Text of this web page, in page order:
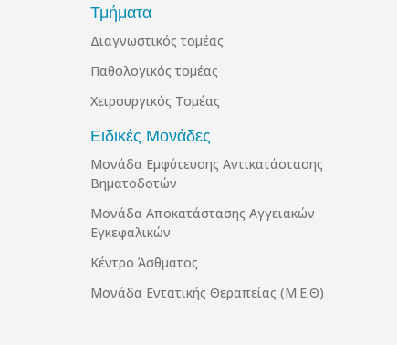
Τμήματα
Διαγνωστικός τομέας
Παθολογικός τομέας
Χειρουργικός Τομέας
Ειδικές Μονάδες
Μονάδα Εμφύτευσης Αντικατάστασης
Βηματοδοτών
Μονάδα Αποκατάστασης Αγγειακών
Εγκεφαλικών
Κέντρο Άσθματος
Μονάδα Εντατικής Θεραπείας (Μ.Ε.Θ)